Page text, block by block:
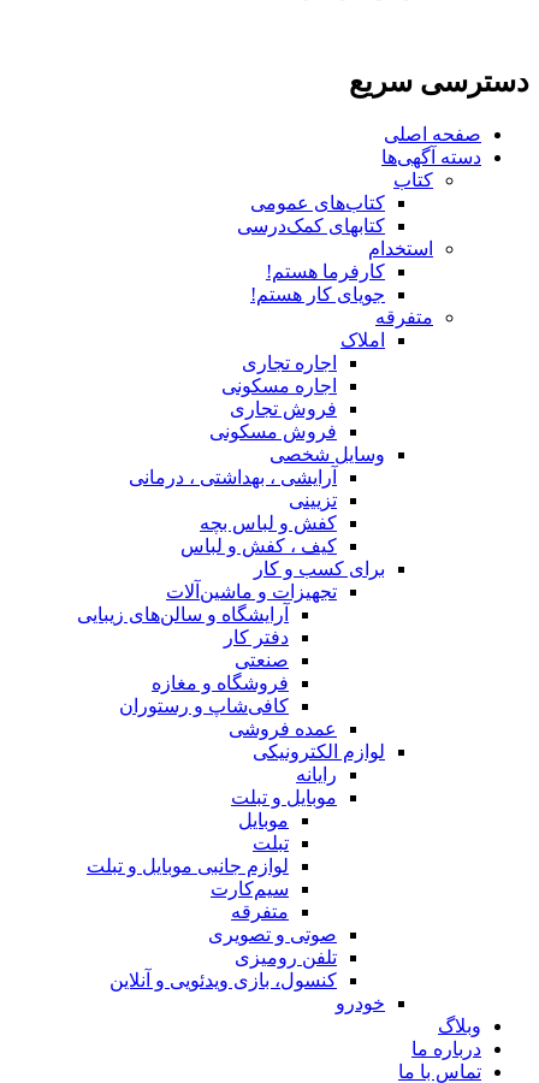
دسترسی سریع
صفحه اصلی
دسته آگهی‌ها
کتاب
کتاب‌های عمومی
کتابهای کمک‌درسی
استخدام
کارفرما هستم!
جویای کار هستم!
متفرقه
املاک
اجاره تجاری
اجاره مسکونی
فروش تجاری
فروش مسکونی
وسایل شخصی
آرایشی ، بهداشتی ، درمانی
تزیینی
کفش و لباس بچه
کیف ، کفش و لباس
برای کسب و کار
تجهیزات و ماشین‌آلات
آرایشگاه و سالن‌های زیبایی
دفتر کار
صنعتی
فروشگاه و مغازه
کافی‌شاپ و رستوران
عمده فروشی
لوازم الکترونیکی
رایانه
موبایل و تبلت
موبایل
تبلت
لوازم جانبی موبایل و تبلت
سیم‌کارت
متفرقه
صوتی و تصویری
تلفن رومیزی
کنسول، بازی‌ ویدئویی و آنلاین
خودرو
وبلاگ
درباره ما
تماس با ما